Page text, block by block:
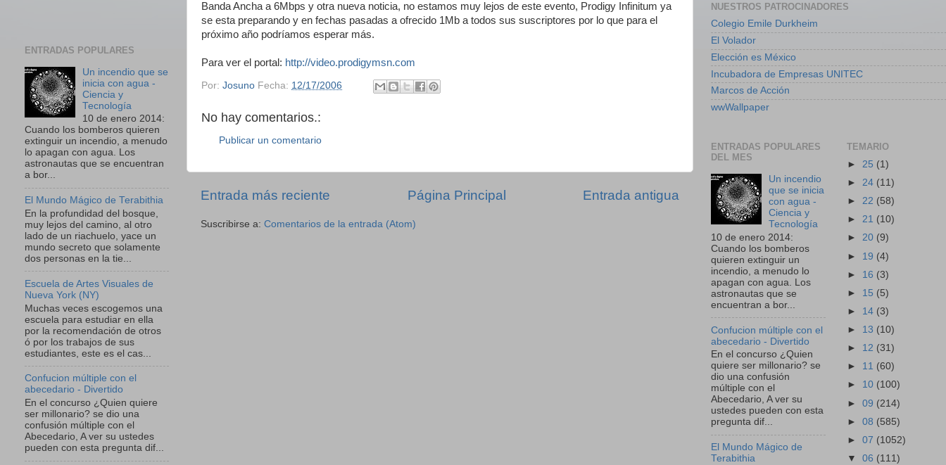
Banda Ancha a 6Mbps y otra nueva noticia, no estamos muy lejos de este evento, Prodigy Infinitum ya
se esta preparando y en fechas pasadas a ofrecido 1Mb a todos sus suscriptores por lo que para el
próximo año podríamos esperar más.
Para ver el portal: http://video.prodigymsn.com
Por: Josuno Fecha: 12/17/2006
No hay comentarios.:
Publicar un comentario
Entrada más reciente Entrada antigua
Página Principal
Suscribirse a: Comentarios de la entrada (Atom)
ENTRADAS POPULARES
Un incendio que se
inicia con agua -
Ciencia y
Tecnología
10 de enero 2014:
Cuando los bomberos quieren
extinguir un incendio, a menudo
lo apagan con agua. Los
astronautas que se encuentran
a bor...
El Mundo Mágico de Terabithia
En la profundidad del bosque,
muy lejos del camino, al otro
lado de un riachuelo, yace un
mundo secreto que solamente
dos personas en la tie...
Escuela de Artes Visuales de
Nueva York (NY)
Muchas veces escogemos una
escuela para estudiar en ella
por la recomendación de otros
ó por los trabajos de sus
estudiantes, este es el cas...
Confucion múltiple con el
abecedario - Divertido
En el concurso ¿Quien quiere
ser millonario? se dio una
confusión múltiple con el
Abecedario, A ver su ustedes
pueden con esta pregunta dif...
NUESTROS PATROCINADORES
Colegio Emile Durkheim
El Volador
Elección es México
Incubadora de Empresas UNITEC
Marcos de Acción
wwWallpaper
ENTRADAS POPULARES
DEL MES
Un incendio
que se inicia
con agua -
Ciencia y
Tecnología
10 de enero 2014:
Cuando los bomberos
quieren extinguir un
incendio, a menudo lo
apagan con agua. Los
astronautas que se
encuentran a bor...
Confucion múltiple con el
abecedario - Divertido
En el concurso ¿Quien
quiere ser millonario? se
dio una confusión
múltiple con el
Abecedario, A ver su
ustedes pueden con esta
pregunta dif...
El Mundo Mágico de
Terabithia
TEMARIO
► 25 (1)
► 24 (11)
► 22 (58)
► 21 (10)
► 20 (9)
► 19 (4)
► 16 (3)
► 15 (5)
► 14 (3)
► 13 (10)
► 12 (31)
► 11 (60)
► 10 (100)
► 09 (214)
► 08 (585)
► 07 (1052)
▼ 06 (111)